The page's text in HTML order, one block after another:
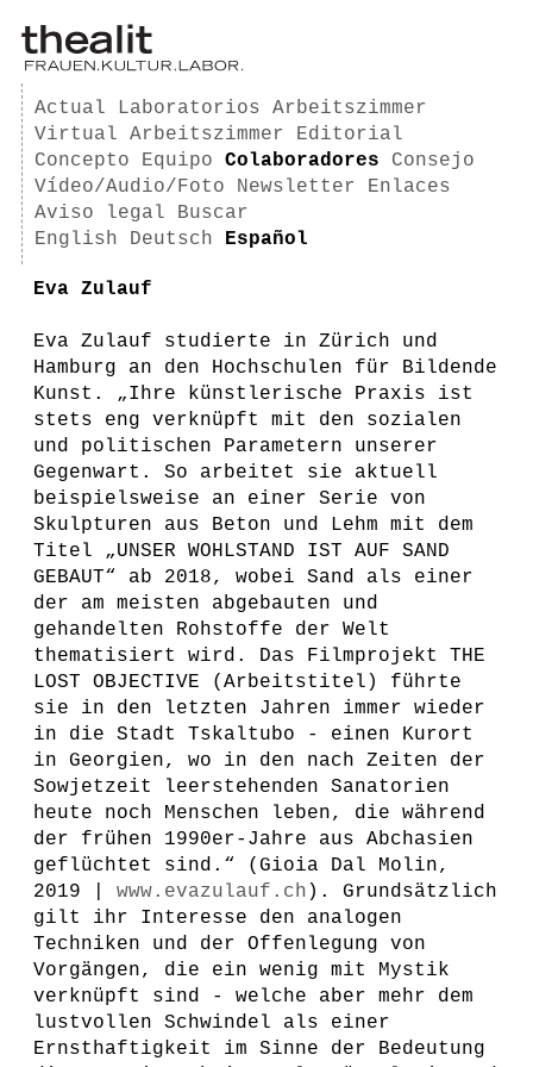
Actual Laboratorios
Arbeitszimmer
Virtual Arbeitszimmer
Editorial
Concepto
Equipo Colaboradores
Consejo
Vídeo/Audio/Foto
Newsletter
Enlaces
Aviso legal
Buscar
English
Deutsch Español
Eva Zulauf
Eva Zulauf studierte in Zürich und
Hamburg an den Hochschulen für Bildende
Kunst. „Ihre künstlerische Praxis ist
stets eng verknüpft mit den sozialen
und politischen Parametern unserer
Gegenwart. So arbeitet sie aktuell
beispielsweise an einer Serie von
Skulpturen aus Beton und Lehm mit dem
Titel „UNSER WOHLSTAND IST AUF SAND
GEBAUT“ ab 2018, wobei Sand als einer
der am meisten abgebauten und
gehandelten Rohstoffe der Welt
thematisiert wird. Das Filmprojekt THE
LOST OBJECTIVE (Arbeitstitel) führte
sie in den letzten Jahren immer wieder
in die Stadt Tskaltubo - einen Kurort
in Georgien, wo in den nach Zeiten der
Sowjetzeit leerstehenden Sanatorien
heute noch Menschen leben, die während
der frühen 1990er-Jahre aus Abchasien
geflüchtet sind.“ (Gioia Dal Molin,
2019 | www.evazulauf.ch ). Grundsätzlich
gilt ihr Interesse den analogen
Techniken und der Offenlegung von
Vorgängen, die ein wenig mit Mystik
verknüpft sind - welche aber mehr dem
lustvollen Schwindel als einer
Ernsthaftigkeit im Sinne der Bedeutung